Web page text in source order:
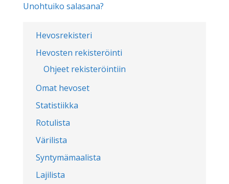
Hevosrekisteri
Hevosten rekisteröinti
Ohjeet rekisteröintiin
Omat hevoset
Statistiikka
Rotulista
Värilista
Syntymämaalista
Lajilista
Unohtuiko salasana?